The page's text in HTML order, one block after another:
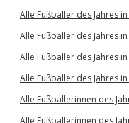
Alle Fußballer des Jahres
Alle Fußballer des Jahres
Alle Fußballer des Jahres
Alle Fußballer des Jahres
Alle Fußballerinnen des
Alle Fußballerinnen des